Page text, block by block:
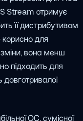
Stream отримує
її дистрибутивом
для
зміни, вона менш
підходить для
ОС, сумісної